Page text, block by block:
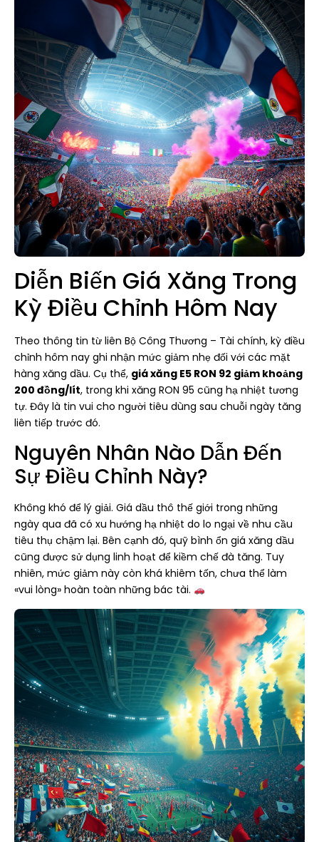
Diễn Biến Giá Xăng Trong
Kỳ Điều Chỉnh Hôm Nay
Theo thông tin từ liên Bộ Công Thương – Tài chính, kỳ điều
chỉnh hôm nay ghi nhận mức giảm nhẹ đối với các mặt
hàng xăng dầu. Cụ thể, giá xăng E5 RON 92 giảm khoảng
200 đồng/lít, trong khi xăng RON 95 cũng hạ nhiệt tương
tự. Đây là tin vui cho người tiêu dùng sau chuỗi ngày tăng
liên tiếp trước đó.
Nguyên Nhân Nào Dẫn Đến
Sự Điều Chỉnh Này?
Không khó để lý giải. Giá dầu thô thế giới trong những
ngày qua đã có xu hướng hạ nhiệt do lo ngại về nhu cầu
tiêu thụ chậm lại. Bên cạnh đó, quỹ bình ổn giá xăng dầu
cũng được sử dụng linh hoạt để kiềm chế đà tăng. Tuy
nhiên, mức giảm này còn khá khiêm tốn, chưa thể làm
«vui lòng» hoàn toàn những bác tài.